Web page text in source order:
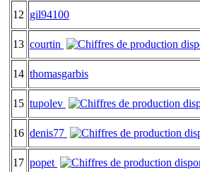
12 gil94100
13 courtin
14 thomasgarbis
15 tupolev
16 denis77
17 popet